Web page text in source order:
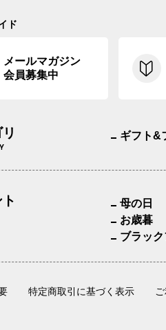
ド
メールマガジン
会員募集中
ギフト&
母の日
お歳暮
ブラッ
特定商取引に基づく表示